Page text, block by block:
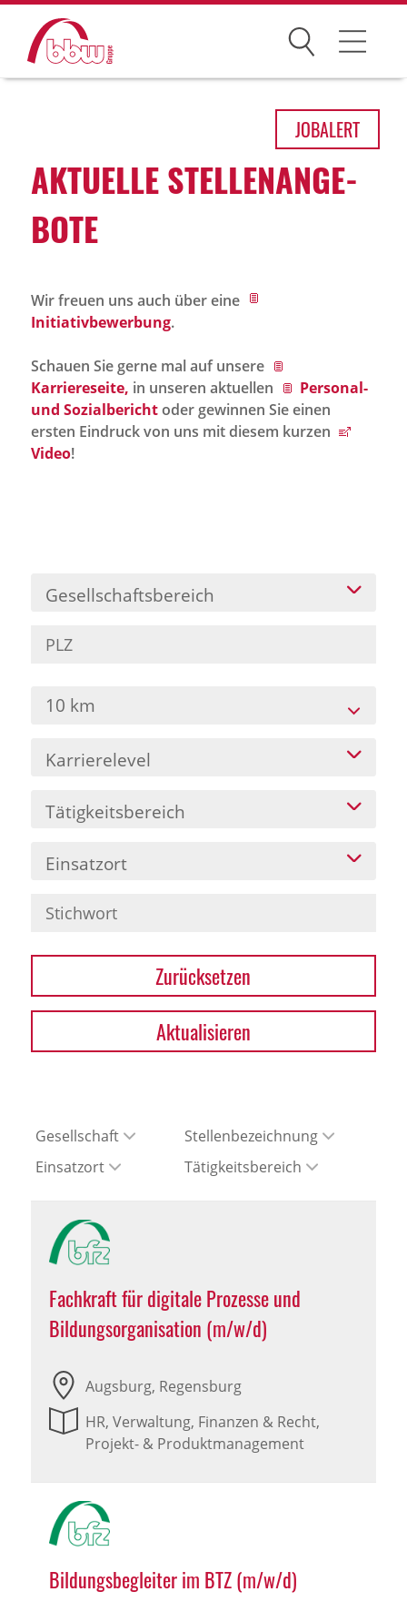
Suchen
Über uns
Historie
bbw als Arbeitgeber
Jobportal
Presse und Medien
Karriere
Presse
News Archiv
JOBALERT
AKTU­ELLE STEL­LEN­AN­GE­
BOTE
Wir freuen uns auch über eine
Initiativbewerbung.
Schauen Sie gerne mal auf unsere
Karriereseite, in unseren aktuellen
Personal-
und Sozialberichtoder gewinnen Sie einen
ersten Eindruck von uns mit diesem kurzen
Video!
Gesellschaftsbereich
10 km
Karrierelevel
Tätigkeitsbereich
Einsatzort
Zurücksetzen
Aktualisieren
Gesellschaft
Stellenbezeichnung
Einsatzort
Tätigkeitsbereich
Fachkraft für digitale Prozesse und
Bildungsorganisation (m/w/d)
Augsburg, Regensburg
HR, Verwaltung, Finanzen & Recht,
Projekt- & Produktmanagement
Bildungsbegleiter im BTZ (m/w/d)